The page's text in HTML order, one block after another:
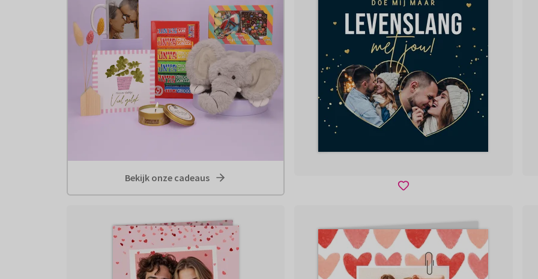
Bekijk onze cadeaus